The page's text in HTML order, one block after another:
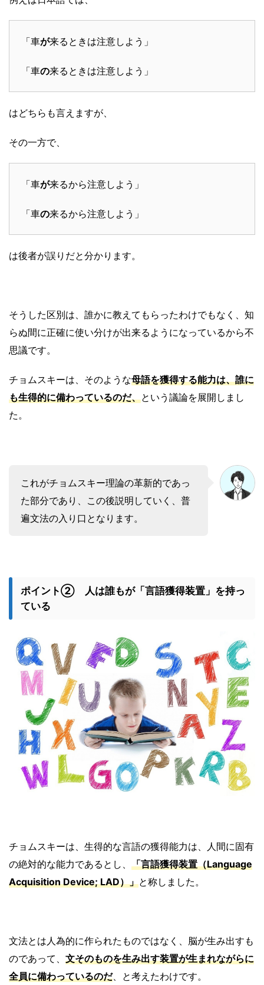
「車が来るときは注意しよう」
「車の来るときは注意しよう」
はどちらも言えますが、
その一方で、
「車が来るから注意しよう」
「車の来るから注意しよう」
は後者が誤りだと分かります。
そうした区別は、誰かに教えてもらったわけでもなく、知
らぬ間に正確に使い分けが出来るようになっているから不
思議です。
チョムスキーは、そのような母語を獲得する能力は、誰に
も生得的に備わっているのだ、という議論を展開しまし
た。
これがチョムスキー理論の革新的であっ
た部分であり、この後説明していく、普
遍文法の入り口となります。
ポイント② 人は誰もが「言語獲得装置」を持っ
ている
チョムスキーは、生得的な言語の獲得能力は、人間に固有
の絶対的な能力であるとし、 「言語獲得装置（Language
Acquisition Device; LAD）」と称しました。
文法とは人為的に作られたものではなく、脳が生み出すも
のであって、 文そのものを生み出す装置が生まれながらに
全員に備わっているのだ、と考えたわけです。